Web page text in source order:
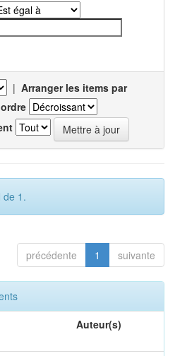
| Arranger les items par
de 1.
précédente 1 suivante
Auteur(s)